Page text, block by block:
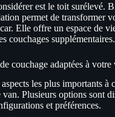
est le toit surélevé.
permet de transformer
Elle offre un espace de
couchages supplémentaires.
couchage adaptées à votre
les plus importants à
van. Plusieurs options sont
et préférences.